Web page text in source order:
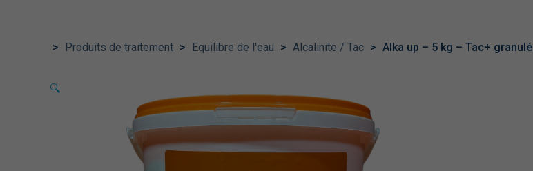
Chauffage
Nettoyage & Accessoires
> Produits de traitement > Equilibre de l'eau > Alcalinite / Tac > Alka up – 5 kg – Tac+ granulé
🔍